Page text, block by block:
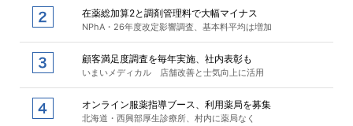
在薬総加算2と調剤管理料で大幅マイナス
NPhA・26年度改定影響調査、基本料平均は増加
顧客満足度調査を毎年実施、社内表彰も
いまいメディカル 店舗改善と士気向上に活用
オンライン服薬指導ブース、利用薬局を募集
北海道・西興部厚生診療所、村内に薬局なく